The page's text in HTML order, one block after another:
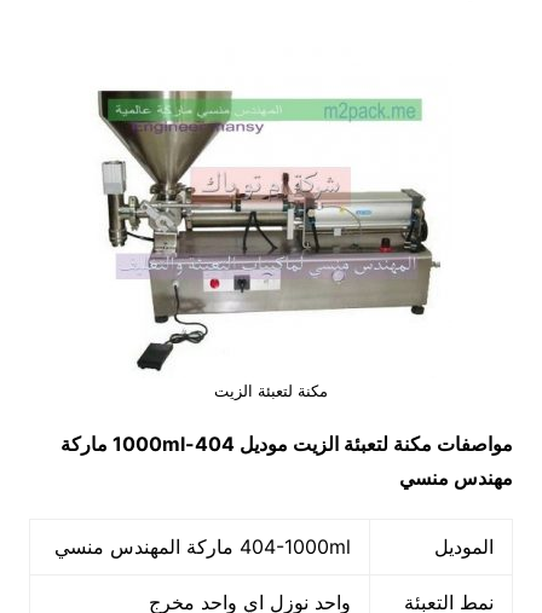
مكنة لتعبئة الزيت
مواصفات مكنة لتعبئة الزيت موديل 404-1000ml
ماركة
مهندس منسي
الموديل 404-1000ml ماركة المهندس منسي
نمط التعبئة واحد نوزل اي واحد مخرج